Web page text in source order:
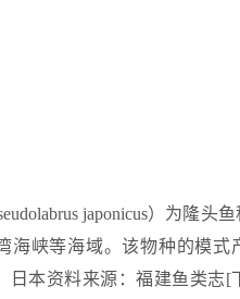
japonicus）为隆
峡等海域。该物种的模式
日本资料来源：福建鱼类志[